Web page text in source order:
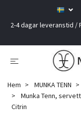
2-4 dagar leveranstid /
Hem MUNKA TENN
Munka Tenn,
Citrin